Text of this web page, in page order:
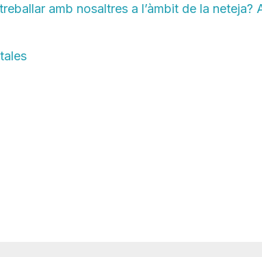
amb nosaltres a l’àmbit de la